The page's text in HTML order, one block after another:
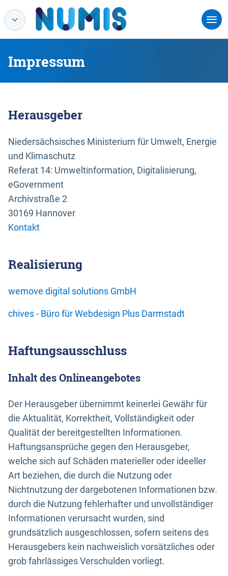
Impressum
Herausgeber
Niedersächsisches Ministerium für Umwelt, Energie
und Klimaschutz
Referat 14: Umweltinformation, Digitalisierung,
eGovernment
Archivstraße 2
30169 Hannover
Kontakt
Realisierung
wemove digital solutions GmbH
chives - Büro für Webdesign Plus Darmstadt
Haftungsausschluss
Inhalt des Onlineangebotes
Der Herausgeber übernimmt keinerlei Gewähr für
die Aktualität, Korrektheit, Vollständigkeit oder
Qualität der bereitgestellten Informationen.
Haftungsansprüche gegen den Herausgeber,
welche sich auf Schäden materieller oder ideeller
Art beziehen, die durch die Nutzung oder
Nichtnutzung der dargebotenen Informationen bzw.
durch die Nutzung fehlerhafter und unvollständiger
Informationen verursacht wurden, sind
grundsätzlich ausgeschlossen, sofern seitens des
Herausgebers kein nachweislich vorsätzliches oder
grob fahrlässiges Verschulden vorliegt.